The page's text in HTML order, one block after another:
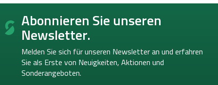
F
ß Abonnieren Sie unseren
Newsletter.
Melden Sie sich für unseren Newsletter an und erfahren
Sie als Erste von Neuigkeiten, Aktionen und
Sonderangeboten.